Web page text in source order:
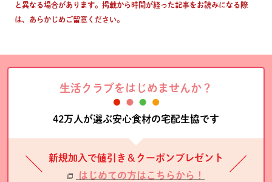
と異なる場合があります。掲載から時間が経った記事をお読みになる際
は、あらかじめご留意ください。
生活クラブをはじめませんか？
42万人が選ぶ安心食材の宅配生協です
新規加入で値引き＆クーポンプレゼント
はじめての方はこちらから！